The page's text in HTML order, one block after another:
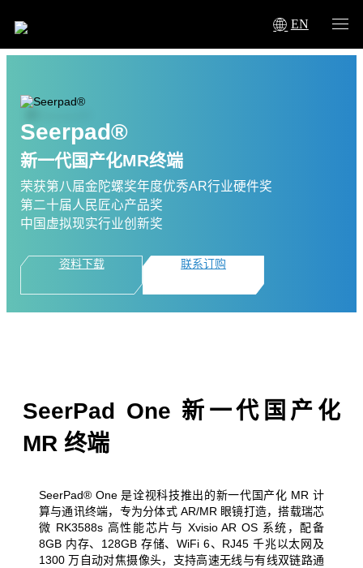
EN
Seerpad®
新一代国产化MR终端
荣获第八届金陀螺奖年度优秀AR行业硬件奖
第二十届人民匠心产品奖
中国虚拟现实行业创新奖
资料下载 联系订购
SeerPad One 新一代国产化
MR 终端
SeerPad® One 是诠视科技推出的新一代国产化 MR 计
算与通讯终端，专为分体式 AR/MR 眼镜打造，搭载瑞芯
微 RK3588s 高性能芯片与 Xvisio AR OS 系统，配备
8GB 内存、128GB 存储、WiFi 6、RJ45 千兆以太网及
1300 万自动对焦摄像头，支持高速无线与有线双链路通